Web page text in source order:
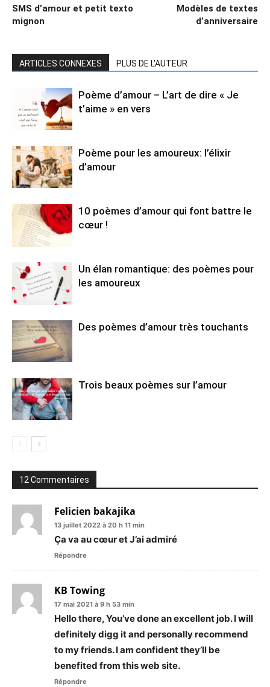
SMS d’amour et petit texto
mignon
Modèles de textes
d’anniversaire
ARTICLES CONNEXES PLUS DE L'AUTEUR
Poème d’amour – L’art de dire « Je
t’aime » en vers
Poème pour les amoureux: l’élixir
d’amour
10 poèmes d’amour qui font battre le
cœur !
Un élan romantique: des poèmes pour
les amoureux
Des poèmes d’amour très touchants
Trois beaux poèmes sur l’amour
12 Commentaires
Felicien bakajika
13 juillet 2022 à 20 h 11 min
Ça va au cœur et J’ai admiré
Répondre
KB Towing
17 mai 2021 à 9 h 53 min
Hello there, You’ve done an excellent job. I will
definitely digg it and personally recommend
to my friends. I am confident they’ll be
benefited from this web site.
Répondre